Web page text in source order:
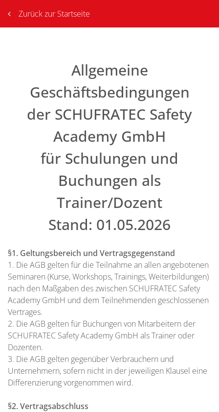
Zurück zur Startseite
Allgemeine
Geschäftsbedingungen
der SCHUFRATEC Safety
Academy GmbH
für Schulungen und
Buchungen als
Trainer/Dozent
Stand: 01.05.2026
§1. Geltungsbereich und Vertragsgegenstand
1. Die AGB gelten für die Teilnahme an allen angebotenen
Seminaren (Kurse, Workshops, Trainings, Weiterbildungen)
nach den Maßgaben des zwischen SCHUFRATEC Safety
Academy GmbH und dem Teilnehmenden geschlossenen
Vertrages.
2. Die AGB gelten für Buchungen von Mitarbeitern der
SCHUFRATEC Safety Academy GmbH als Trainer oder
Dozenten.
3. Die AGB gelten gegenüber Verbrauchern und
Unternehmern, sofern nicht in der jeweiligen Klausel eine
Differenzierung vorgenommen wird.
§2. Vertragsabschluss